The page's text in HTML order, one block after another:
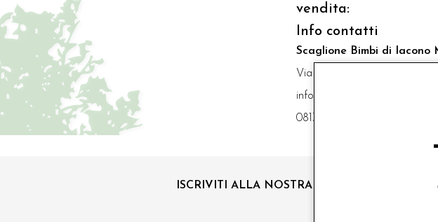
vendita:
Info contatti
Scaglione Bimbi di Iacono
Via Luigi Mazzella,73 80077
info@scaglionebimbi.com
0813331162
ISCRIVITI ALLA NOSTRA NEWSLETTER